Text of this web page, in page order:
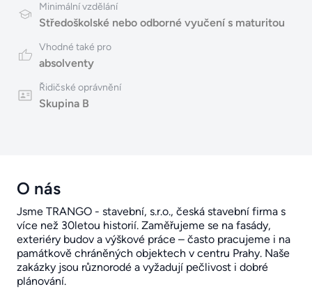
Minimální vzdělání
Středoškolské nebo odborné vyučení s maturitou
Vhodné také pro
absolventy
Řidičské oprávnění
Skupina B
O nás
Jsme TRANGO - stavební, s.r.o., česká stavební firma s
více než 30letou historií. Zaměřujeme se na fasády,
exteriéry budov a výškové práce – často pracujeme i na
památkově chráněných objektech v centru Prahy. Naše
zakázky jsou různorodé a vyžadují pečlivost i dobré
plánování.